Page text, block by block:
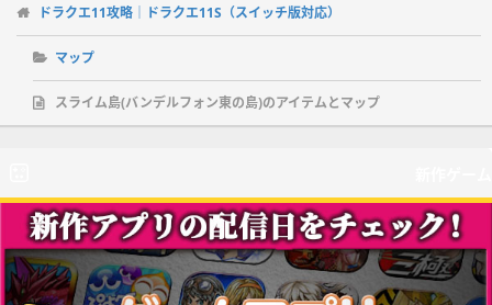
ドラクエ11攻略｜ドラクエ11S（スイッチ版対応）
マップ
スライム島(バンデルフォン東の島)のアイテムとマップ